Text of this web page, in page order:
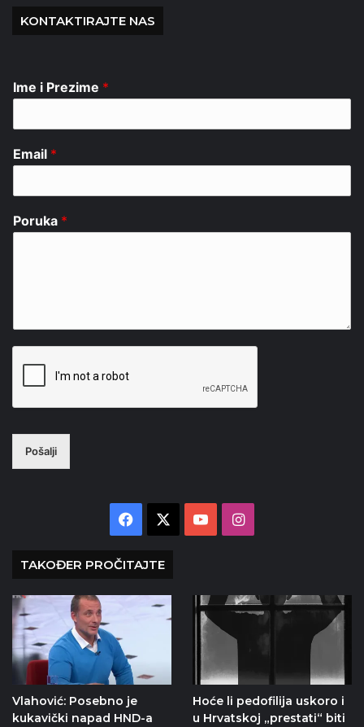
KONTAKTIRAJTE NAS
Ime i Prezime *
Email *
Poruka *
Pošalji
Facebook YouTubeInstagram
TAKOĐER PROČITAJTE
Vlahović: Posebno je
kukavički napad HND-a
Hoće li pedofilija uskoro i
u Hrvatskoj „prestati“ biti